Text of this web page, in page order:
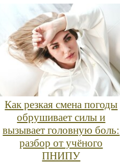
Как резкая смена погоды
обрушивает силы и
вызывает головную боль:
разбор от учёного
ПНИПУ